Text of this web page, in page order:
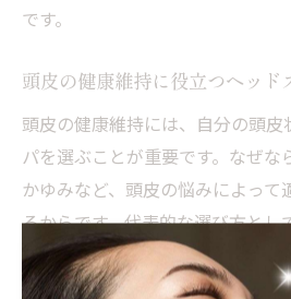
です。
頭皮の健康維持に役立つヘッド
頭皮の健康維持には、自分の頭皮
パを選ぶことが重要です。なぜな
かゆみなど、頭皮の悩みによって
るからです。代表的な選び方とし
丁寧に行うサロンや、頭皮診断を
選ぶと効果的です。具体的には、